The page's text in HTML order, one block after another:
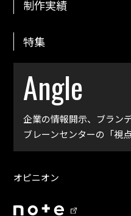
制作実績
特集
Angle
企業の情報開示、 ブラン
ブレーンセンターの「視点
オピニオン